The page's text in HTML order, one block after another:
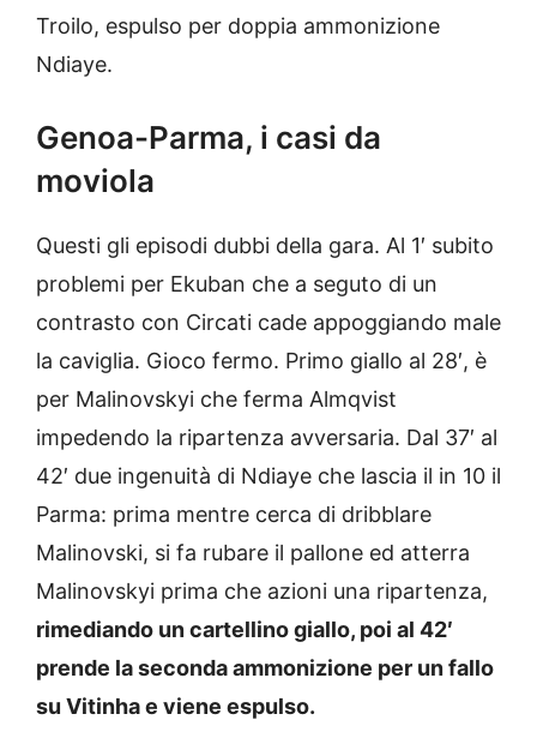
Troilo, espulso per doppia ammonizione
Ndiaye.
Genoa-Parma, i casi da
moviola
Questi gli episodi dubbi della gara. Al 1′ subito
problemi per Ekuban che a seguto di un
contrasto con Circati cade appoggiando male
la caviglia. Gioco fermo. Primo giallo al 28′, è
per Malinovskyi che ferma Almqvist
impedendo la ripartenza avversaria. Dal 37′ al
42′ due ingenuità di Ndiaye che lascia il in 10 il
Parma: prima mentre cerca di dribblare
Malinovski, si fa rubare il pallone ed atterra
Malinovskyi prima che azioni una ripartenza,
rimediando un cartellino giallo, poi al 42′
prende la seconda ammonizione per un fallo
su Vitinha e viene espulso.